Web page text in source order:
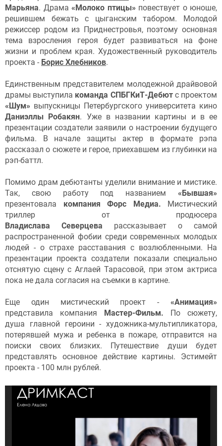
Марьяна. Драма «Молоко птицы» повествует о юноше,
решившем бежать с цыганским табором. Молодой
режиссер родом из Приднестровья, поэтому основная
тема взросления героя будет развиваться на фоне
жизни и проблем края. Художественный руководитель
проекта - Борис Хлебников.
Единственным представителем молодежной драйвовой
драмы выступила команда СПБГКиТ-Дебют с проектом
«Шум» выпускницы Петербургского университета кино
Даниэллы Робакян. Уже в названии картины и в ее
презентации создатели заявили о настроении будущего
фильма. В начале защиты актер в формате рэпа
рассказал о сюжете и герое, приехавшем из глубинки на
рэп-баттл.
Помимо драм дебютанты уделили внимание и мистике.
Так, свою работу под названием «Бывшая»
презентовала компания Форс Медиа. Мистический
триллер от продюсера
Владислава Северцева рассказывает о самой
распространенной фобии среди современных молодых
людей - о страхе расставания с возлюбленными. На
презентации проекта создатели показали специально
отснятую сцену с Аглаей Тарасовой, при этом актриса
пока не дала согласия на съемки в картине.
Еще один мистический проект - «Анимация»
представила компания Мастер-Фильм. По сюжету,
душа главной героини - художника-мультипликатора,
потерявшей мужа и ребенка в пожаре, отправится на
поиски своих близких. Путешествие души будет
представлять основное действие картины. Эстимейт
проекта - 100 млн рублей.